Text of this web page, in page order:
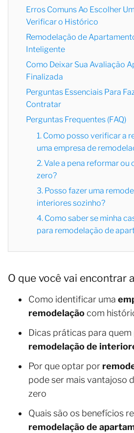
Erros Comuns Ao Escolher
Verificar o Histórico
Remodelação de
Inteligente
Como Deixar Sua Avaliação
Finalizada
Perguntas Essenciais Para
Contratar
Perguntas Frequentes (FAQ)
1. Como posso verificar a
uma empresa de
2. Vale a pena reformar ou
zero?
3. Posso fazer uma
interiores sozinho?
4. Como saber se minha
para remodelação de
O que você vai encontrar
Como identificar uma
remodelação com
Dicas práticas para
remodelação de
Por que optar por
pode ser mais vantajoso
zero
Quais são os benefícios
remodelação de